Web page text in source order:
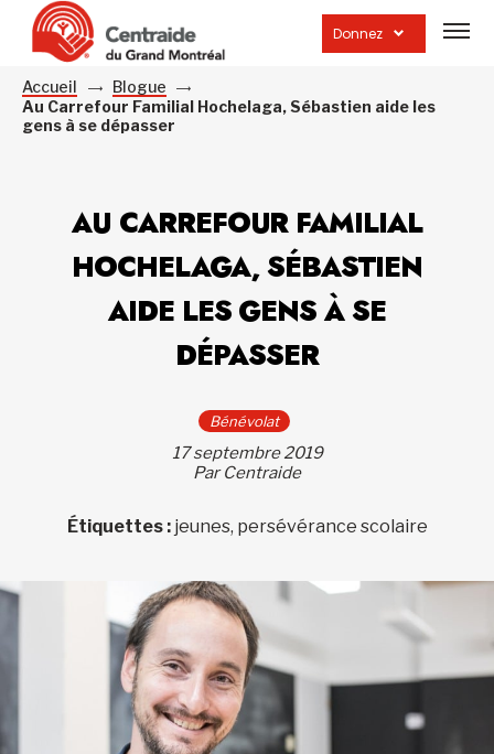
Donnez
la
Accueil
Blogue
Au Carrefour Familial Hochelaga, Sébastien aide les
gens à se dépasser
AU CARREFOUR FAMILIAL
HOCHELAGA, SÉBASTIEN
AIDE LES GENS À SE
DÉPASSER
Bénévolat
17 septembre 2019
Par Centraide
Étiquettes : jeunes, persévérance scolaire